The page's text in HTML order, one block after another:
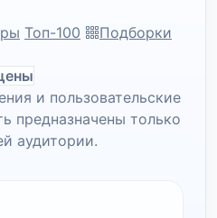
Топ-100
Подборки
и пользовательские
предназначены только
аудитории.